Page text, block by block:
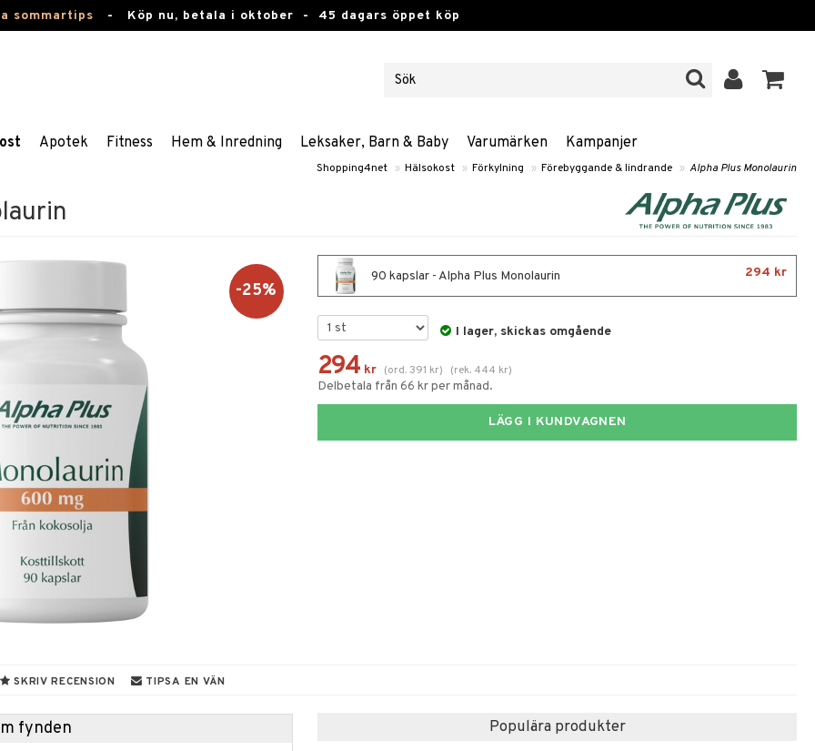
sommartips - Köp nu, betala i oktober - 45 dagars öppet köp
Apotek Fitness Hem & Inredning Leksaker, Barn & Baby Varumärken Kampanjer
Shopping4net » Hälsokost » Förkylning » Förebyggande & lindrande » Alpha Plus Monolaurin
-25%
90 kapslar - Alpha Plus Monolaurin 294 kr
I lager, skickas omgående
294 kr (ord. 391 kr) (rek. 444 kr)
Delbetala från 66 kr per månad.
LÄGG I KUNDVAGNEN
SKRIV RECENSION TIPSA EN VÄN
fynden Populära produkter